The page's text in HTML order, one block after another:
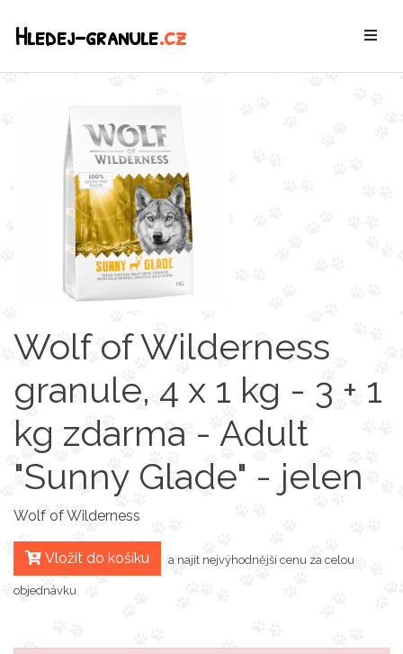
Hledej-granule.cz
Wolf of Wilderness
granule, 4 x 1 kg - 3 + 1
kg zdarma - Adult
"Sunny Glade" - jelen
Wolf of Wilderness
Vložit do košíku a najít nejvýhodnější cenu za celou
objednávku